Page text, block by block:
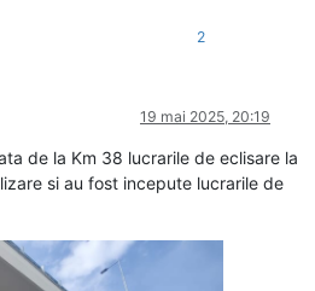
2
19 mai 2025, 20:19
de la Km 38 lucrarile de eclisare la
si au fost incepute lucrarile de